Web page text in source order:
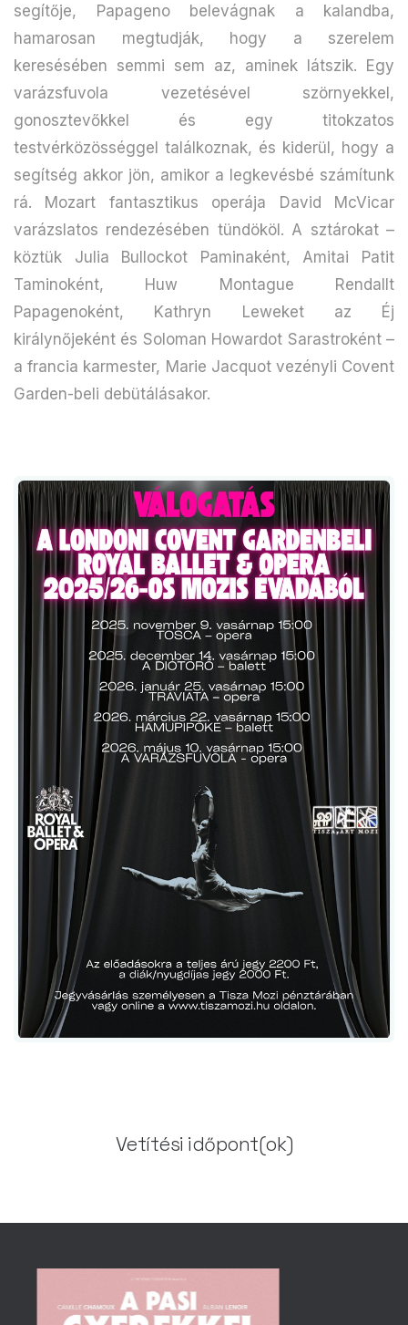
segítője, Papageno belevágnak a kalandba,
hamarosan megtudják, hogy a szerelem
keresésében semmi sem az, aminek látszik. Egy
varázsfuvola vezetésével szörnyekkel,
gonosztevőkkel és egy titokzatos
testvérközösséggel találkoznak, és kiderül, hogy a
segítség akkor jön, amikor a legkevésbé számítunk
rá. Mozart fantasztikus operája David McVicar
varázslatos rendezésében tündököl. A sztárokat –
köztük Julia Bullockot Paminaként, Amitai Patit
Taminoként, Huw Montague Rendallt
Papagenoként, Kathryn Leweket az Éj
királynőjeként és Soloman Howardot Sarastroként –
a francia karmester, Marie Jacquot vezényli Covent
Garden-beli debütálásakor.
Vetítési időpont(ok)